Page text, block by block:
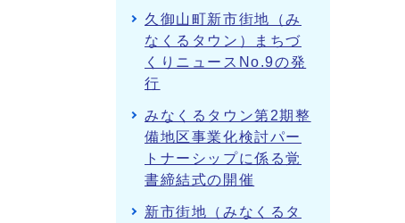
久御山町新市街地（み
なくるタウン）まちづ
くりニュースNo.9の発
行
みなくるタウン第2期整
備地区事業化検討パー
トナーシップに係る覚
書締結式の開催
新市街地（みなくるタ